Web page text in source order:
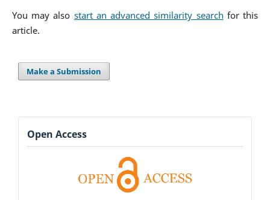
You may also start an advanced similarity search for this
article.
Make a Submission
Open Access